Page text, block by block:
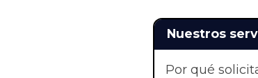
Nuestros
Por qué